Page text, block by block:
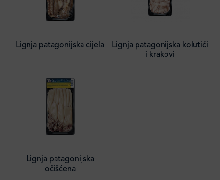
Lignja patagonijska cijela
Lignja patagonijska kolutići
i krakovi
Lignja patagonijska
očišćena